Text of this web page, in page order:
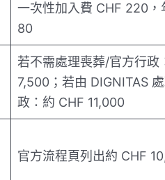
一次性加入費 CHF 220，
80
若不需處理喪葬/官方行政
7,500；若由 DIGNITAS
政：約 CHF 11,000
官方流程頁列出約 CHF